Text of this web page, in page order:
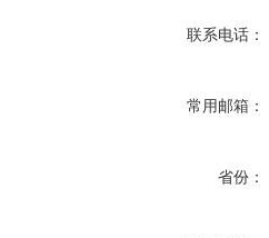
联系电话：
常用邮箱：
省份：